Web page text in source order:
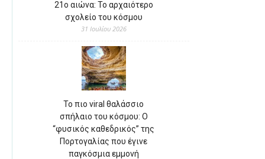
21ο αιώνα: Το αρχαιότερο
σχολείο του κόσμου
31 Ιουλίου 2026
Το πιο viral θαλάσσιο
σπήλαιο του κόσμου: Ο
“φυσικός καθεδρικός” της
Πορτογαλίας που έγινε
παγκόσμια εμμονή